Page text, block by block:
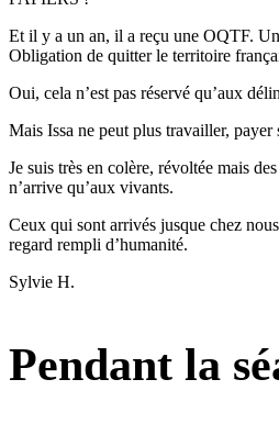
Et il y a un an, il a reçu une OQTF.
Obligation de quitter le territoire
Oui, cela n’est pas réservé qu’aux
Mais Issa ne peut plus travailler, payer
Je suis très en colère, révoltée mais
n’arrive qu’aux vivants.
Ceux qui sont arrivés jusque chez
regard rempli d’humanité.
Sylvie H.
Pendant la